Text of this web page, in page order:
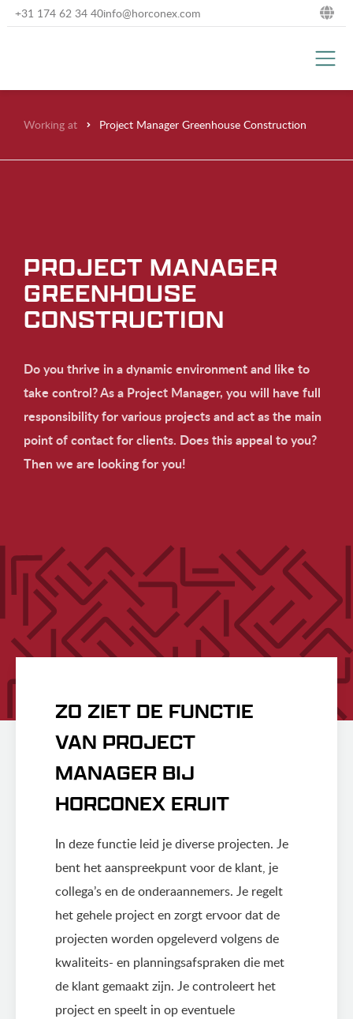
+31 174 62 34 40info@horconex.com
Working at Project Manager Greenhouse Construction
PROJECT MANAGER
GREENHOUSE
CONSTRUCTION
Do you thrive in a dynamic environment and like to
take control? As a Project Manager, you will have full
responsibility for various projects and act as the main
point of contact for clients. Does this appeal to you?
Then we are looking for you!
ZO ZIET DE FUNCTIE
VAN PROJECT
MANAGER BIJ
HORCONEX ERUIT
In deze functie leid je diverse projecten. Je
bent het aanspreekpunt voor de klant, je
collega’s en de onderaannemers. Je regelt
het gehele project en zorgt ervoor dat de
projecten worden opgeleverd volgens de
kwaliteits- en planningsafspraken die met
de klant gemaakt zijn. Je controleert het
project en speelt in op eventuele